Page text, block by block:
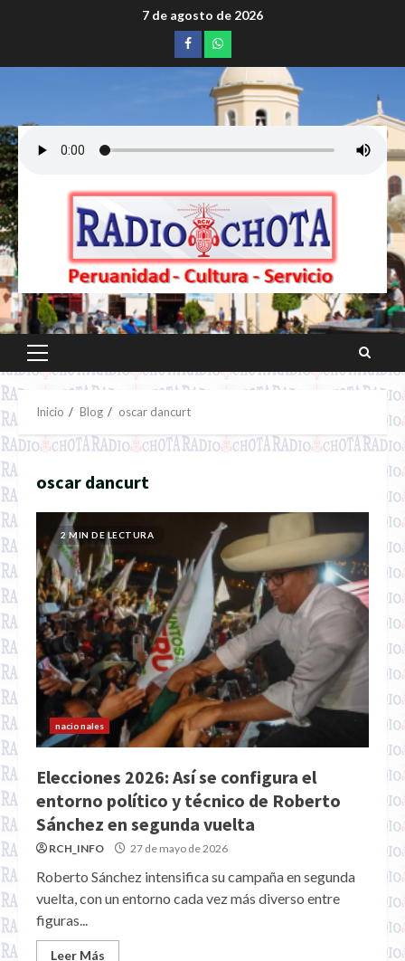
7 de agosto de 2026
Facebookwhatsapp
Menú
principal
Inicio Blog oscar dancurt
oscar dancurt
2 MIN DE LECTURA
nacionales
Elecciones 2026: Así se configura el
entorno político y técnico de Roberto
Sánchez en segunda vuelta
RCH_INFO 27 de mayo de 2026
Roberto Sánchez intensifica su campaña en segunda
vuelta, con un entorno cada vez más diverso entre
figuras...
Leer Más